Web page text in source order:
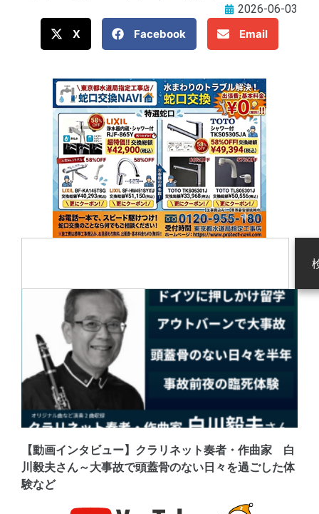
2026-06-03
X
Facebook Email
【動画インタビュー】クラリネット奏者・作曲家 白
川毅夫さん～大事故で頭蓋骨のない日々を過ごした体
験など